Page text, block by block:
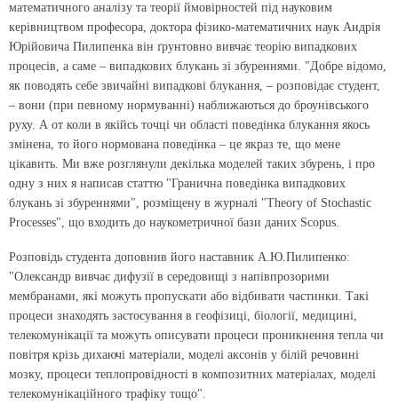
математичного аналізу та теорії ймовірностей під науковим
керівництвом професора, доктора фізико-математичних наук Андрія
Юрійовича Пилипенка він ґрунтовно вивчає теорію випадкових
процесів, а саме – випадкових блукань зі збуреннями. "Добре відомо,
як поводять себе звичайні випадкові блукання, – розповідає студент,
– вони (при певному нормуванні) наближаються до броунівського
руху. А от коли в якійсь точці чи області поведінка блукання якось
змінена, то його нормована поведінка – це якраз те, що мене
цікавить. Ми вже розглянули декілька моделей таких збурень, і про
одну з них я написав статтю "Гранична поведінка випадкових
блукань зі збуреннями", розміщену в журналі "Theory of Stochastic
Processes", що входить до наукометричної бази даних Scopus.
Розповідь студента доповнив його наставник А.Ю.Пилипенко:
"Олександр вивчає дифузії в середовищі з напівпрозорими
мембранами, які можуть пропускати або відбивати частинки. Такі
процеси знаходять застосування в геофізиці, біології, медицині,
телекомунікації та можуть описувати процеси проникнення тепла чи
повітря крізь дихаючі матеріали, моделі аксонів у білій речовині
мозку, процеси теплопровідності в композитних матеріалах, моделі
телекомунікаційного трафіку тощо".